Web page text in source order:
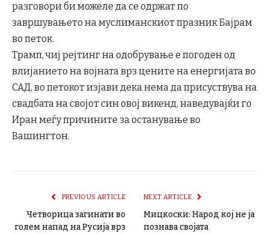
разговори би можеле да се одржат по
завршувањето на муслиманскиот празник Бајрам
во петок.
Трамп, чиј рејтинг на одобрување е погоден од
влијанието на војната врз цените на енергијата во
САД, во петокот изјави дека нема да присуствува на
свадбата на својот син овој викенд, наведувајќи го
Иран меѓу причините за останување во
Вашингтон.
PREVIOUS ARTICLE
Четворица загинати во
голем напад на Русија врз
NEXT ARTICLE
Мицкоски: Народ кој не ја
познава својата